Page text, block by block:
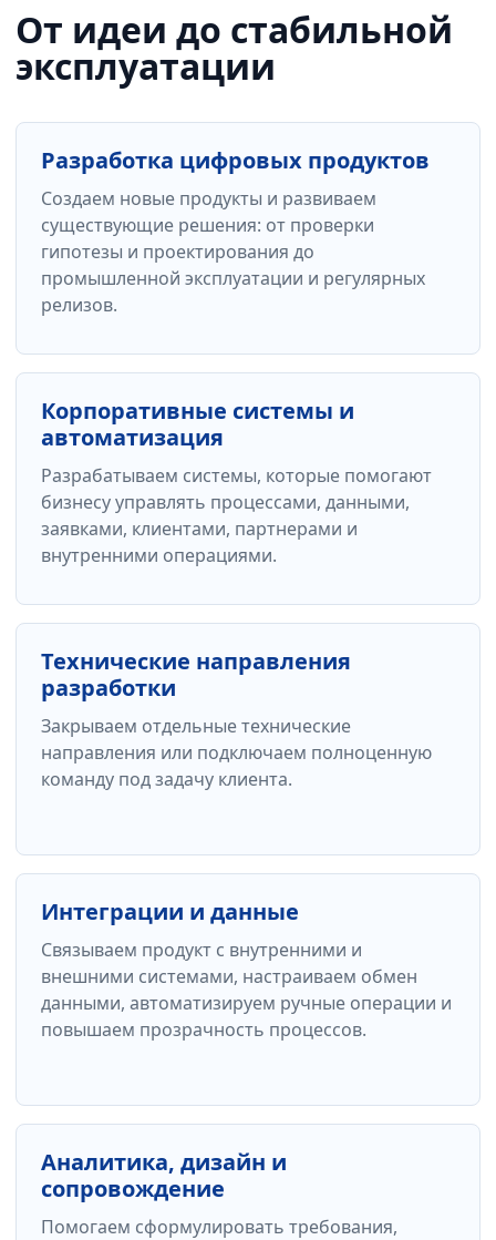
От идеи до стабильной
эксплуатации
Разработка цифровых продуктов
Создаем новые продукты и развиваем
существующие решения: от проверки
гипотезы и проектирования до
промышленной эксплуатации и регулярных
релизов.
Корпоративные системы и
автоматизация
Разрабатываем системы, которые помогают
бизнесу управлять процессами, данными,
заявками, клиентами, партнерами и
внутренними операциями.
Технические направления
разработки
Закрываем отдельные технические
направления или подключаем полноценную
команду под задачу клиента.
Интеграции и данные
Связываем продукт с внутренними и
внешними системами, настраиваем обмен
данными, автоматизируем ручные операции и
повышаем прозрачность процессов.
Аналитика, дизайн и
сопровождение
Помогаем сформулировать требования,